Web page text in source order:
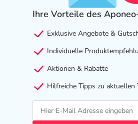
Ihre Vorteile des
Exklusive Angebote &
Individuelle
Aktionen & Rabatte
Hilfreiche Tipps zu aktuellen